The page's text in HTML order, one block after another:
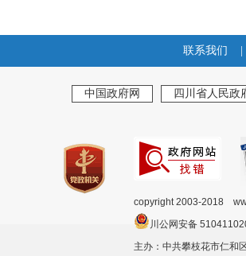
联系我们
中国政府网 四川省人民政
copyright 2003-2018
川公网安备
主办：中共攀枝花市仁